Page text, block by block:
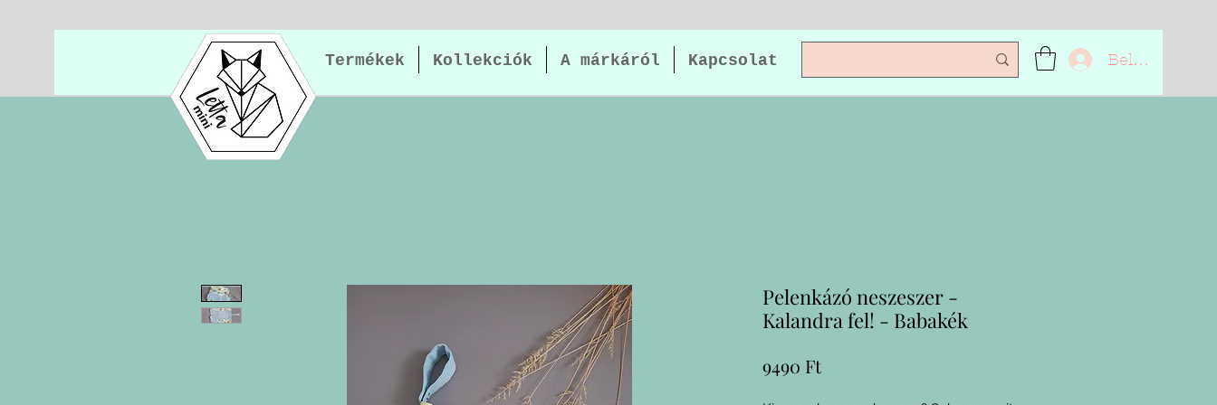
Termékek Kollekciók A márkáról Kapcsolat Belépés
Pelenkázó neszeszer -
Kalandra fel! - Babakék
9490 FtÁr